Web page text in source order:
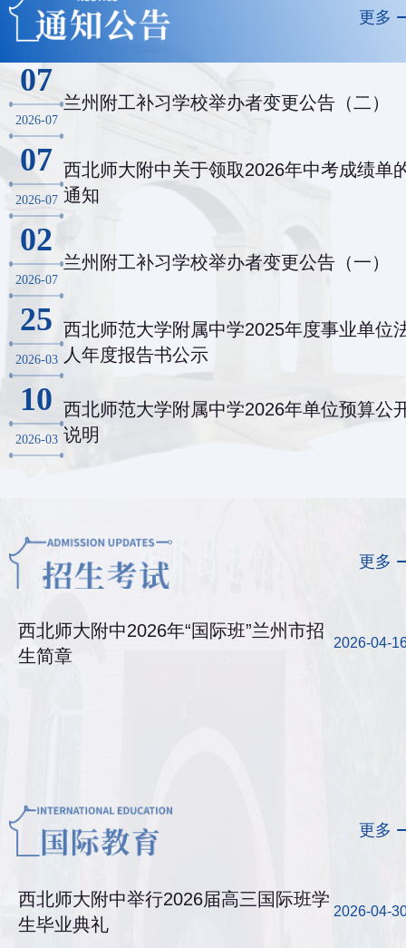
更多
07
2026-07
兰州附工补习学校举办者变更公告（二）
07
2026-07
西北师大附中关于领取2026年中考成绩单
通知
02
2026-07
兰州附工补习学校举办者变更公告（一）
25
2026-03
西北师范大学附属中学2025年度事业单位
人年度报告书公示
10
2026-03
西北师范大学附属中学2026年单位预算公
说明
更多
西北师大附中2026年“国际班”兰州市招
生简章
2026-04-
更多
西北师大附中举行2026届高三国际班学
生毕业典礼
2026-04-